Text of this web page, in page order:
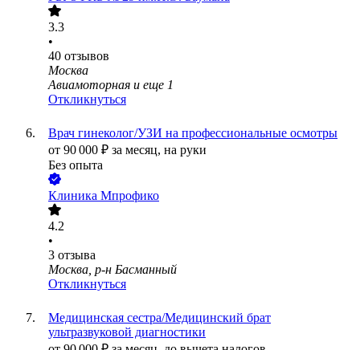
3.3
•
40 отзывов
Москва
Авиамоторная и еще 1
Откликнуться
Врач гинеколог/УЗИ на профессиональные осмотры
от 90 000 ₽ за месяц, на руки
Без опыта
Клиника Мпрофико
4.2
•
3 отзыва
Москва, р-н Басманный
Откликнуться
Медицинская сестра/Медицинский брат
ультразвуковой диагностики